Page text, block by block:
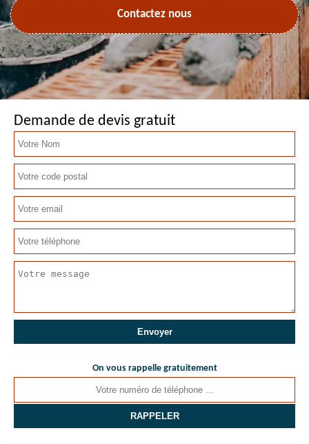
Contactez nous
Demande de devis gratuit
On vous rappelle gratuitement